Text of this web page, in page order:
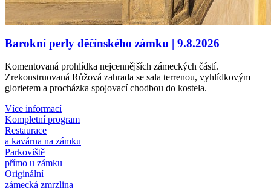
Barokní perly děčínského zámku | 9.8.2026
Komentovaná prohlídka nejcennějších zámeckých částí.
Zrekonstruovaná Růžová zahrada se sala terrenou, vyhlídkovým
glorietem a procházka spojovací chodbou do kostela.
Více informací
Kompletní program
Restaurace
a kavárna na zámku
Parkoviště
přímo u zámku
Originální
zámecká zmrzlina